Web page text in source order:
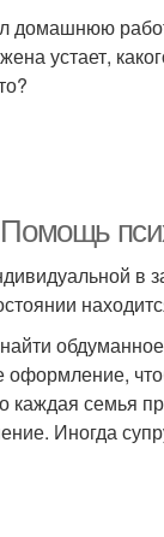
домашнюю
устает,
в
оформление,
каждая семья
Иногда